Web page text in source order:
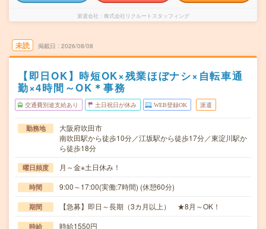
派遣会社 株式会社リクルートスタッフィング
未読 掲載日 2026/08/08
【即日OK】時短OK×残業ほぼナシ×自転車通
勤×4時間～OK＊事務
交通費別途支給あり 土日祝日が休み WEB登録OK 派遣
勤務地
大阪府吹田市
南吹田駅から徒歩10分／江坂駅から徒歩17分／東淀川駅か
ら徒歩18分
曜日頻度 月～金※土日休み！
時間 9:00～17:00(実働:7時間) (休憩60分)
期間 【急募】即日～長期（3カ月以上） ★8月～OK！
時給 時給1550円